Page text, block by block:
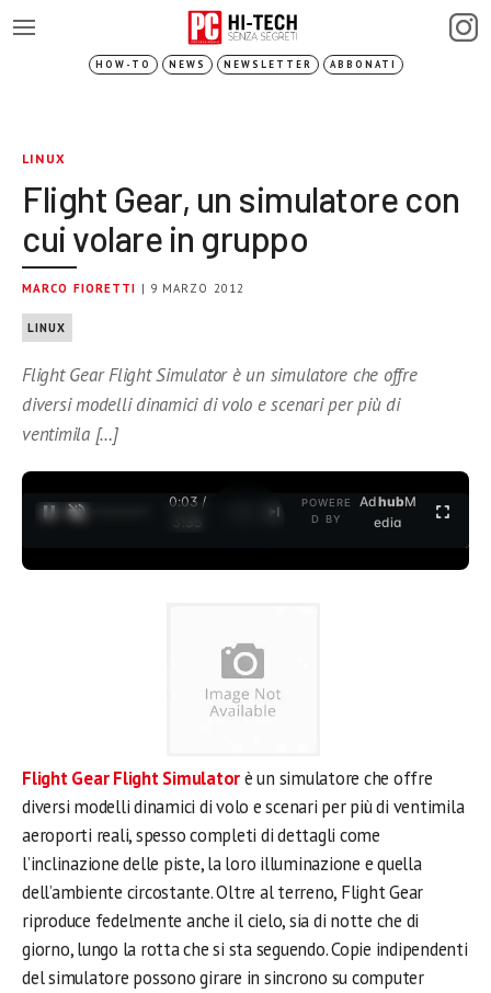
HOW-TO NEWS NEWSLETTER ABBONATI
LINUX
Flight Gear, un simulatore con
cui volare in gruppo
MARCO FIORETTI | 9 MARZO 2012
LINUX
Flight Gear Flight Simulator è un simulatore che offre
diversi modelli dinamici di volo e scenari per più di
ventimila […]
0:03 /
3:35
POWERE
D BY
AdhubM
edia
Flight Gear Flight Simulatorè un simulatore che offre
diversi modelli dinamici di volo e scenari per più di ventimila
aeroporti reali, spesso completi di dettagli come
l’inclinazione delle piste, la loro illuminazione e quella
dell’ambiente circostante. Oltre al terreno, Flight Gear
riproduce fedelmente anche il cielo, sia di notte che di
giorno, lungo la rotta che si sta seguendo. Copie indipendenti
del simulatore possono girare in sincrono su computer